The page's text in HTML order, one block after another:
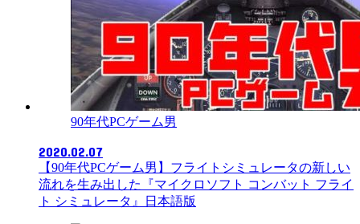
90年代PCゲーム男
2020.02.07
【90年代PCゲーム男】フライトシミュレータの新しい
流れを生み出した『マイクロソフト コンバット フライ
ト シミュレータ』日本語版